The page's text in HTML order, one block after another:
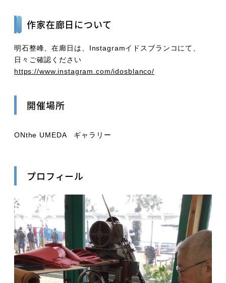
作家在廊日について
明石整峰、在廊日は、Instagramイドスブランコにて、
日々ご確認ください
https://www.instagram.com/idosblanco/
開催場所
ONthe UMEDA ギャラリー
プロフィール